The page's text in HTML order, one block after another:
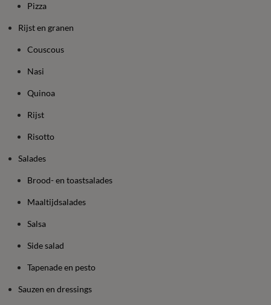
Pizza
Rijst en granen
Couscous
Nasi
Quinoa
Rijst
Risotto
Salades
Brood- en toastsalades
Maaltijdsalades
Salsa
Side salad
Tapenade en pesto
Sauzen en dressings